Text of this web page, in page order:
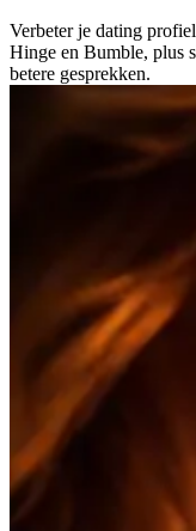
Verbeter je dating
Hinge en Bumble, plus
betere gesprekken.